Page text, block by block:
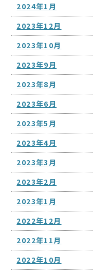
2024年1月
2023年12月
2023年10月
2023年9月
2023年8月
2023年6月
2023年5月
2023年4月
2023年3月
2023年2月
2023年1月
2022年12月
2022年11月
2022年10月